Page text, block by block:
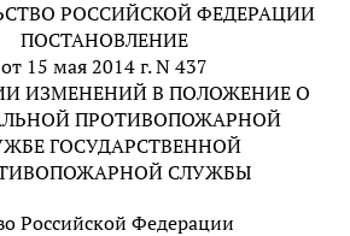
РОССИЙСКОЙ ФЕДЕРАЦИИ
ПОСТАНОВЛЕНИЕ
от 15 мая 2014 г. N 437
ИЗМЕНЕНИЙ В ПОЛОЖЕНИЕ О
ПРОТИВОПОЖАРНОЙ
ГОСУДАРСТВЕННОЙ
СЛУЖБЫ
Российской Федерации